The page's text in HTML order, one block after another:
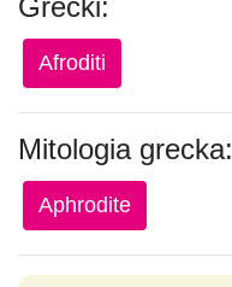
Grecki:
Afroditi
Mitologia grecka:
Aphrodite